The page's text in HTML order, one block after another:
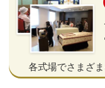
各式場でさまざ